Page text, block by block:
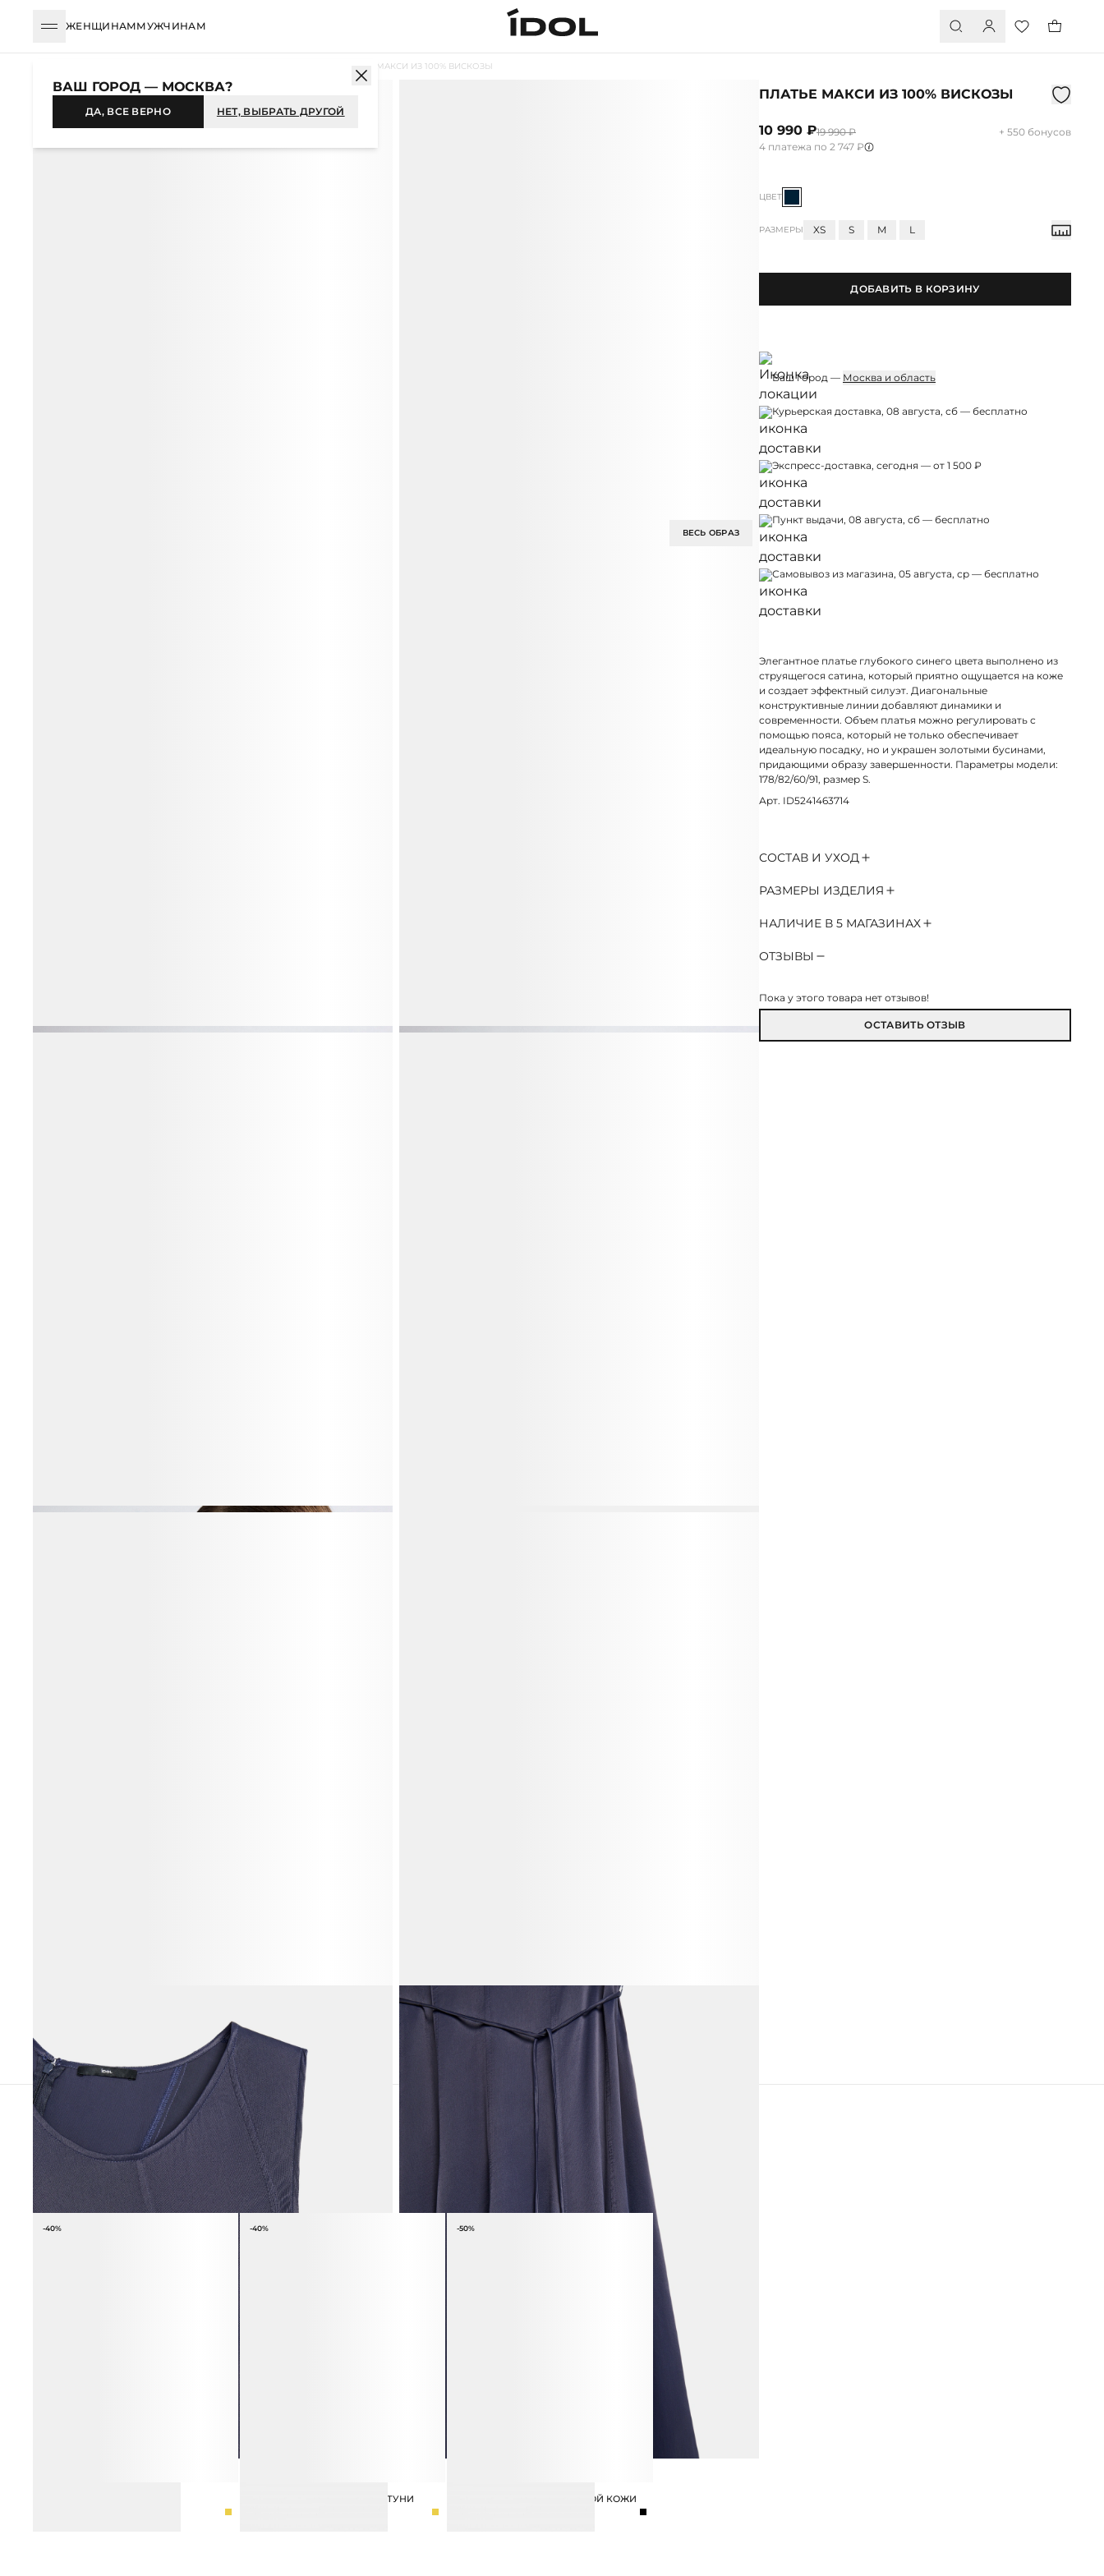
ЖЕНЩИНАММУЖЧИНАМ
ПЛАТЬЕ МАКСИ ИЗ 100% ВИСКОЗЫ
ВЕСЬ ОБРАЗ
ПЛАТЬЕ МАКСИ ИЗ 100% ВИСКОЗЫ
10 990 ₽19 990 ₽
+ 550 бонусов
4 платежа по 2 747 ₽
ЦВЕТ
РАЗМЕРЫ XS S M L
ДОБАВИТЬ В КОРЗИНУ
Ваш город — Москва и область
Курьерская доставка, 08 августа, сб — бесплатно
Экспресс-доставка, сегодня — от 1 500 ₽
Пункт выдачи, 08 августа, сб — бесплатно
Самовывоз из магазина, 05 августа, ср — бесплатно
Элегантное платье глубокого синего цвета выполнено из
струящегося сатина, который приятно ощущается на коже
и создает эффектный силуэт. Диагональные
конструктивные линии добавляют динамики и
современности. Объем платья можно регулировать с
помощью пояса, который не только обеспечивает
идеальную посадку, но и украшен золотыми бусинами,
придающими образу завершенности. Параметры модели:
178/82/60/91, размер S.
Арт. ID5241463714
СОСТАВ И УХОД
РАЗМЕРЫ ИЗДЕЛИЯ
НАЛИЧИЕ В 5 МАГАЗИНАХ
ОТЗЫВЫ
Пока у этого товара нет отзывов!
ОСТАВИТЬ ОТЗЫВ
ВЕСЬ ОБРАЗ
-40% -40%
КОЛЬЦО МАССИВНОЕ ИЗ ЛАТУНИ
-50%
САНДАЛИИ ИЗ НАТУРАЛЬНОЙ КОЖИ
ВАШ ГОРОД — МОСКВА?
ДА, ВСЕ ВЕРНО НЕТ, ВЫБРАТЬ ДРУГОЙ